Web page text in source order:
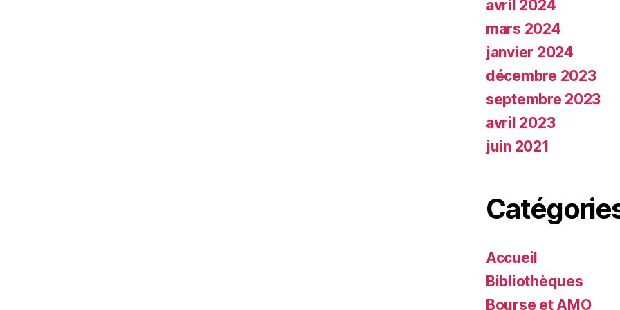
avril 2024
mars 2024
janvier 2024
décembre 2023
septembre 2023
avril 2023
juin 2021
Accueil
Bibliothèques
Bourse et AMO